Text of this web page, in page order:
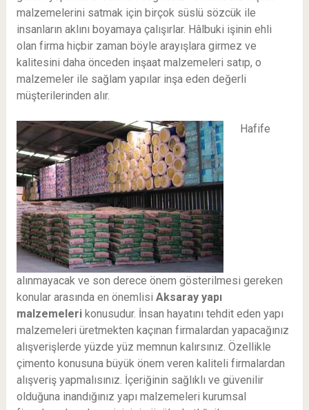
malzemelerini satmak için birçok süslü sözcük ile
insanların aklını boyamaya çalışırlar. Hâlbuki işinin ehli
olan firma hiçbir zaman böyle arayışlara girmez ve
kalitesini daha önceden inşaat malzemeleri satıp, o
malzemeler ile sağlam yapılar inşa eden değerli
müşterilerinden alır.
Hafife
alınmayacak ve son derece önem gösterilmesi gereken
konular arasında en önemlisi Aksaray yapı
malzemeleri konusudur. İnsan hayatını tehdit eden yapı
malzemeleri üretmekten kaçınan firmalardan yapacağınız
alışverişlerde yüzde yüz memnun kalırsınız. Özellikle
çimento konusuna büyük önem veren kaliteli firmalardan
alışveriş yapmalısınız. İçeriğinin sağlıklı ve güvenilir
olduğuna inandığınız yapı malzemeleri kurumsal